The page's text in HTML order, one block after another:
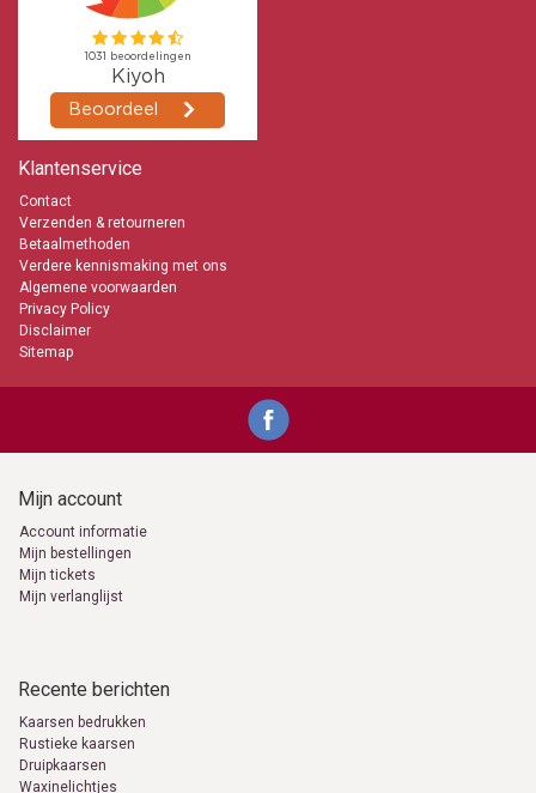
Klantenservice
Contact
Verzenden & retourneren
Betaalmethoden
Verdere kennismaking met ons
Algemene voorwaarden
Privacy Policy
Disclaimer
Sitemap
Mijn account
Account informatie
Mijn bestellingen
Mijn tickets
Mijn verlanglijst
Recente berichten
Kaarsen bedrukken
Rustieke kaarsen
Druipkaarsen
Waxinelichtjes